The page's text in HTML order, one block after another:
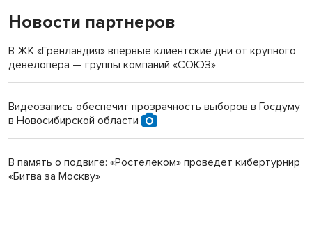
Новости партнеров
В ЖК «Гренландия» впервые клиентские дни от крупного
девелопера — группы компаний «СОЮЗ»
Видеозапись обеспечит прозрачность выборов в Госдуму
в Новосибирской области
В память о подвиге: «Ростелеком» проведет кибертурнир
«Битва за Москву»